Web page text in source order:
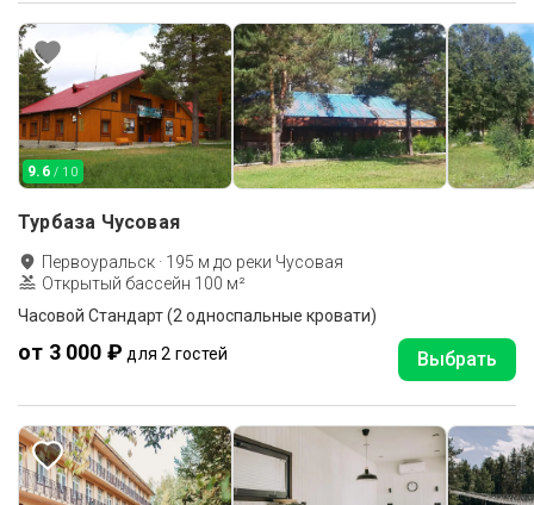
9.6 / 10
Турбаза Чусовая
Первоуральск · 195 м до реки Чусовая
Открытый бассейн 100 м²
Часовой Стандарт (2 односпальные кровати)
от 3 000 ₽ для 2 гостей Выбрать